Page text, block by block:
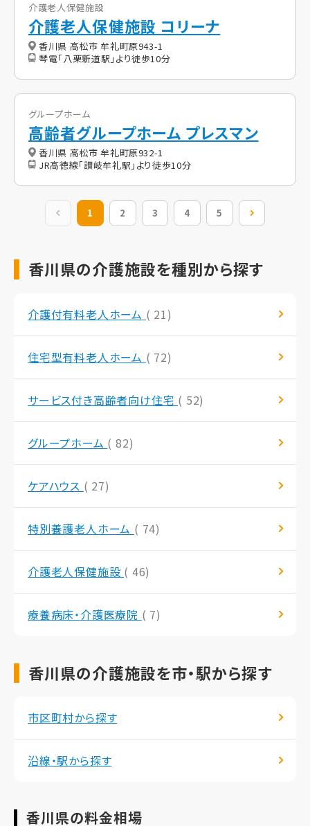
介護老人保健施設
介護老人保健施設 コリーナ
香川県 高松市 牟礼町原943-1
琴電「八栗新道駅」より徒歩10分
グループホーム
高齢者グループホーム プレスマン
香川県 高松市 牟礼町原932-1
JR高徳線「讃岐牟礼駅」より徒歩10分
前の20件
1 2 3 4 5
香川県の介護施設を種別から探す
介護付有料老人ホーム ( 21)
住宅型有料老人ホーム ( 72)
サービス付き高齢者向け住宅 ( 52)
グループホーム ( 82)
ケアハウス ( 27)
特別養護老人ホーム ( 74)
介護老人保健施設 ( 46)
療養病床・介護医療院 ( 7)
香川県の介護施設を市・駅から探す
市区町村から探す
沿線・駅から探す
香川県の料金相場